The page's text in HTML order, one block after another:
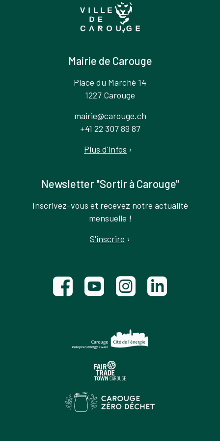
Mairie de Carouge
Place du Marché 14
1227 Carouge
mairie@carouge.ch
+41 22 307 89 87
Plus d'infos ›
Newsletter "Sortir à Carouge"
Inscrivez-vous et recevez notre actualité
mensuelle !
S'inscrire ›